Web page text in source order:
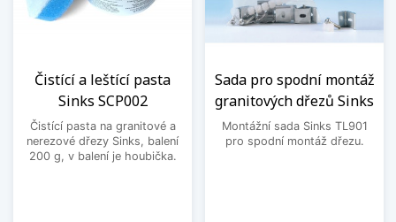
Čistící a leštící pasta
Sinks SCP002
Čistící pasta na granitové a
nerezové dřezy Sinks, balení
200 g, v balení je houbička.
Sada pro spodní montáž
granitových dřezů Sinks
Montážní sada Sinks TL901
pro spodní montáž dřezu.